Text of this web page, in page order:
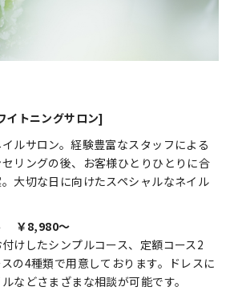
イトニングサロン]
ルサロン。経験豊富なスタッフによる
リングの後、お客様ひとりひとりに合
大切な日に向けたスペシャルなネイル
￥8,980～
けしたシンプルコース、定額コース2
の4種類で用意しております。ドレスに
などさまざまな相談が可能です。